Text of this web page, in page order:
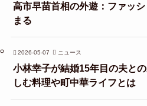
高市早苗首相の外遊：ファッ
まる
2026-05-07 ニュース
小林幸子が結婚15年目の夫と
しむ料理や町中華ライフとは